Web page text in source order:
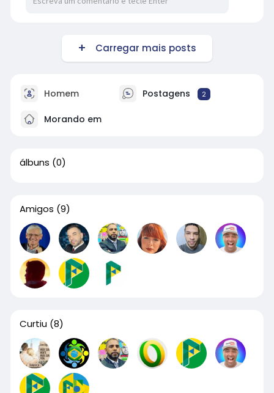
Carregar mais posts
Homem Postagens 2
Morando em
álbuns (0)
Amigos (9)
Curtiu (8)